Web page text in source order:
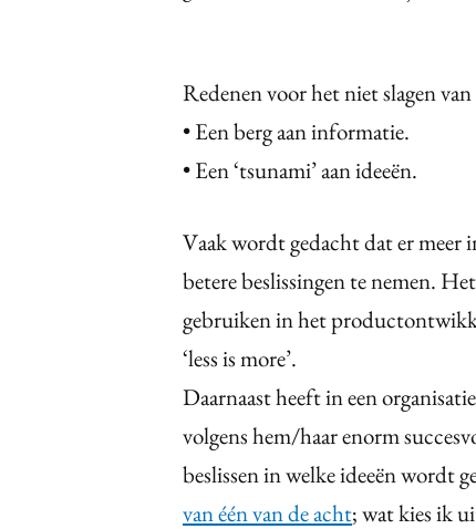
Redenen voor het niet slagen
• Een berg aan informatie.
• Een ‘tsunami’ aan ideeën.
Vaak wordt gedacht dat er
betere beslissingen te nemen.
gebruiken in het
‘less is more’.
Daarnaast heeft in een
volgens hem/haar enorm
beslissen in welke ideeën wordt
van één van de acht; wat kies ik